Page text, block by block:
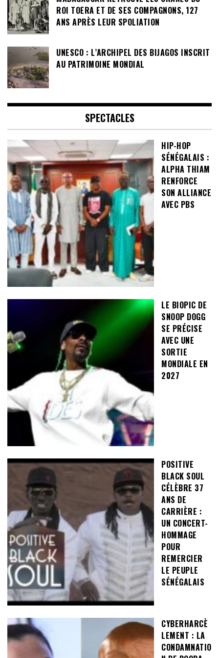
ROI TOERA ET DE SES COMPAGNONS, 127
ANS APRÈS LEUR SPOLIATION
UNESCO : L’ARCHIPEL DES BIJAGOS INSCRIT
AU PATRIMOINE MONDIAL
SPECTACLES
HIP-HOP
SÉNÉGALAIS :
ALPHA THIAM
RENFORCE
SON ALLIANCE
AVEC PBS
LE BIOPIC DE
SNOOP DOGG
SE PRÉCISE
AVEC UNE
SORTIE
MONDIALE EN
2027
POSITIVE
BLACK SOUL
CÉLÈBRE 37
ANS DE
CARRIÈRE :
UN CONCERT-
HOMMAGE
POUR
REMERCIER
LE PEUPLE
SÉNÉGALAIS
CYBERHARCÈ
LEMENT : LA
CONDAMNATIO